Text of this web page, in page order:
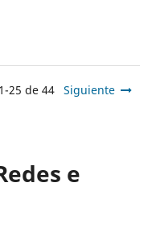
1-25 de 44 Siguiente
e